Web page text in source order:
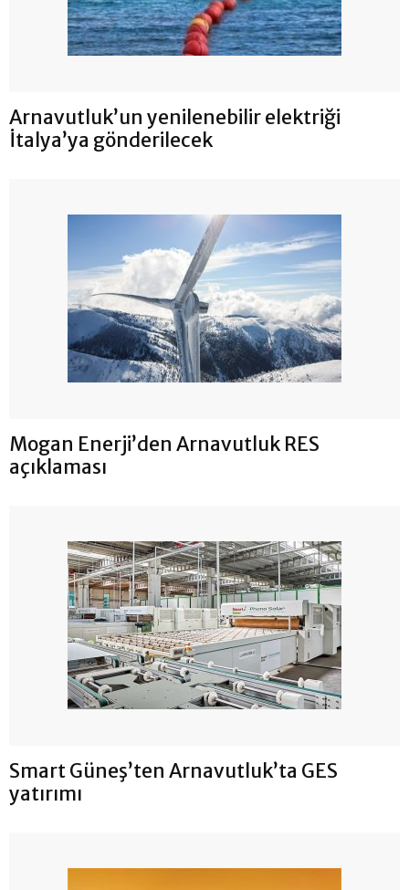
Arnavutluk’un yenilenebilir elektriği
İtalya’ya gönderilecek
Mogan Enerji’den Arnavutluk RES
açıklaması
Smart Güneş’ten Arnavutluk’ta GES
yatırımı